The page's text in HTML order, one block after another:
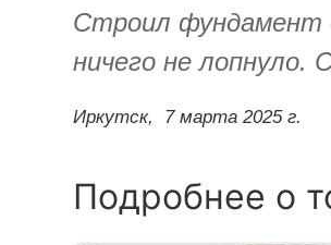
Строил фундамент
ничего не лопнуло.
Иркутск, 7 марта 2025 г.
Подробнее о